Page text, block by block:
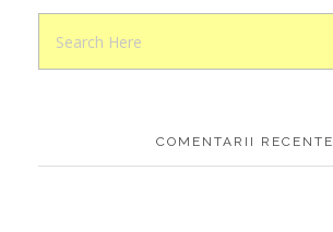
COMENTARII RECENTE